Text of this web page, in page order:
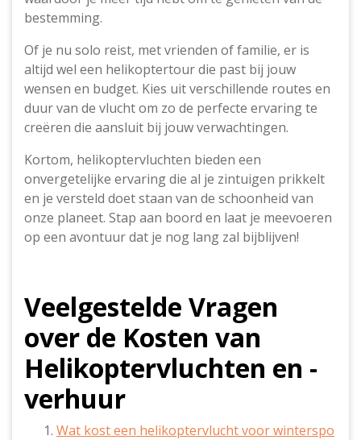
bestemming.
Of je nu solo reist, met vrienden of familie, er is
altijd wel een helikoptertour die past bij jouw
wensen en budget. Kies uit verschillende routes en
duur van de vlucht om zo de perfecte ervaring te
creëren die aansluit bij jouw verwachtingen.
Kortom, helikoptervluchten bieden een
onvergetelijke ervaring die al je zintuigen prikkelt
en je versteld doet staan van de schoonheid van
onze planeet. Stap aan boord en laat je meevoeren
op een avontuur dat je nog lang zal bijblijven!
Veelgestelde Vragen
over de Kosten van
Helikoptervluchten en -
verhuur
Wat kost een helikoptervlucht voor winterspo